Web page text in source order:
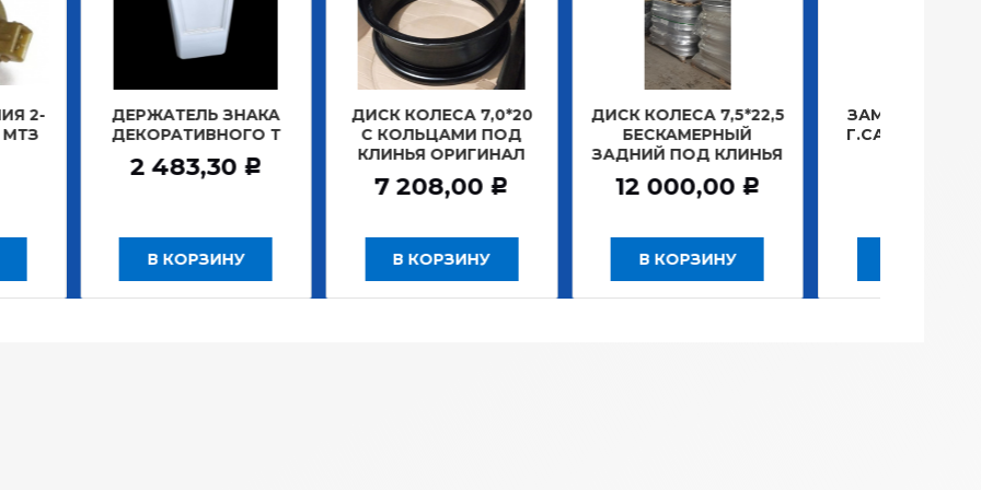
ЗНАКА
Т
КОРЗИНУ
ДИСК КОЛЕСА 7,0*20
С КОЛЬЦАМИ ПОД
КЛИНЬЯ ОРИГИНАЛ
В КОРЗИНУ
ДИСК КОЛЕСА 7,5*22,5
БЕСКАМЕРНЫЙ
ЗАДНИЙ ПОД КЛИНЬЯ
12 000,00
В КОРЗИНУ
ЗАМОК ЗАЖИГАНИЯ
Г.САНКТ-ПЕТЕРБУРГ
781,20
В КОРЗИНУ